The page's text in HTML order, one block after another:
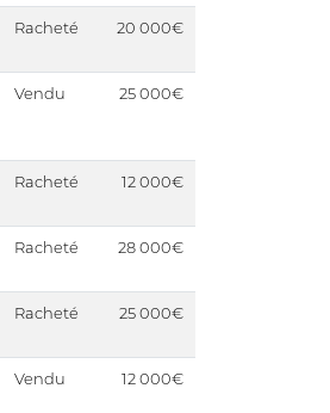
Racheté 20 000€
Vendu 25 000€
Racheté 12 000€
Racheté 28 000€
Racheté 25 000€
Vendu 12 000€